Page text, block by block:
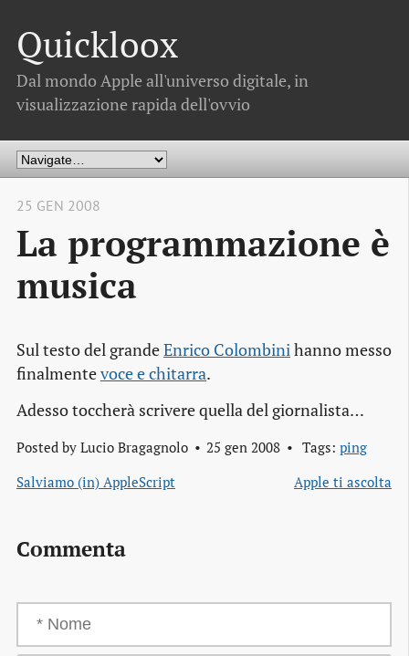
Quickloox
Dal mondo Apple all'universo digitale, in
visualizzazione rapida dell'ovvio
25 GEN 2008
La programmazione è
musica
Sul testo del grandeEnrico Colombinihanno messo
finalmentevoce e chitarra.
Adesso toccherà scrivere quella del giornalista…
Posted by Lucio Bragagnolo 25 gen 2008 Tags: ping
Salviamo (in) AppleScript
Apple ti ascolta
Commenta